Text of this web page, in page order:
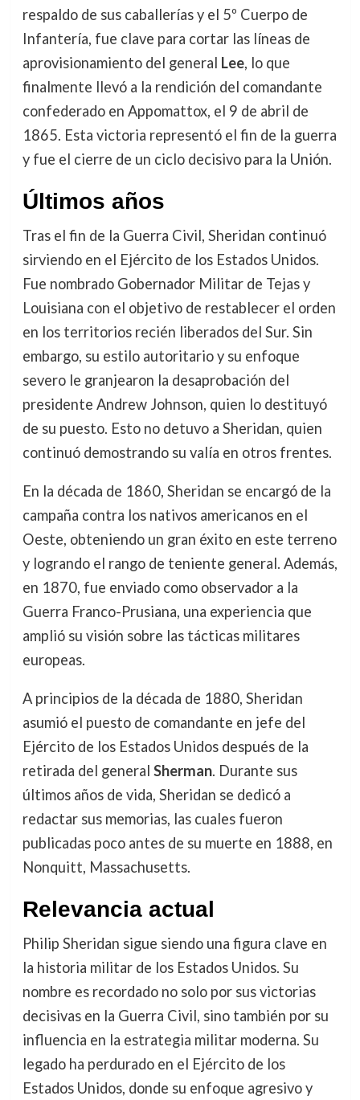
respaldo de sus caballerías y el 5º Cuerpo de
Infantería, fue clave para cortar las líneas de
aprovisionamiento del general Lee, lo que
finalmente llevó a la rendición del comandante
confederado en Appomattox, el 9 de abril de
1865. Esta victoria representó el fin de la guerra
y fue el cierre de un ciclo decisivo para la Unión.
Últimos años
Tras el fin de la Guerra Civil, Sheridan continuó
sirviendo en el Ejército de los Estados Unidos.
Fue nombrado Gobernador Militar de Tejas y
Louisiana con el objetivo de restablecer el orden
en los territorios recién liberados del Sur. Sin
embargo, su estilo autoritario y su enfoque
severo le granjearon la desaprobación del
presidente Andrew Johnson, quien lo destituyó
de su puesto. Esto no detuvo a Sheridan, quien
continuó demostrando su valía en otros frentes.
En la década de 1860, Sheridan se encargó de la
campaña contra los nativos americanos en el
Oeste, obteniendo un gran éxito en este terreno
y logrando el rango de teniente general. Además,
en 1870, fue enviado como observador a la
Guerra Franco-Prusiana, una experiencia que
amplió su visión sobre las tácticas militares
europeas.
A principios de la década de 1880, Sheridan
asumió el puesto de comandante en jefe del
Ejército de los Estados Unidos después de la
retirada del general Sherman. Durante sus
últimos años de vida, Sheridan se dedicó a
redactar sus memorias, las cuales fueron
publicadas poco antes de su muerte en 1888, en
Nonquitt, Massachusetts.
Relevancia actual
Philip Sheridan sigue siendo una figura clave en
la historia militar de los Estados Unidos. Su
nombre es recordado no solo por sus victorias
decisivas en la Guerra Civil, sino también por su
influencia en la estrategia militar moderna. Su
legado ha perdurado en el Ejército de los
Estados Unidos, donde su enfoque agresivo y